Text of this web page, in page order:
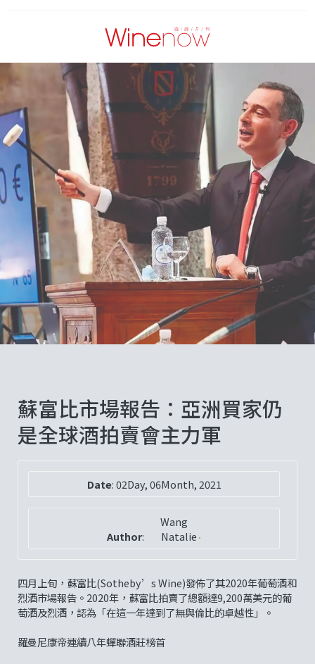
蘇富比市場報告：亞洲買家仍
是全球酒拍賣會主力軍
Date:02Day, 06Month, 2021
Author:
Wang
Natalie
四月上旬，蘇富比(Sotheby’s Wine)發佈了其2020年葡萄酒和
烈酒市場報告。2020年，蘇富比拍賣了總額達9,200萬美元的葡
萄酒及烈酒，認為「在這一年達到了無與倫比的卓越性」。
羅曼尼康帝連續八年蟬聯酒莊榜首